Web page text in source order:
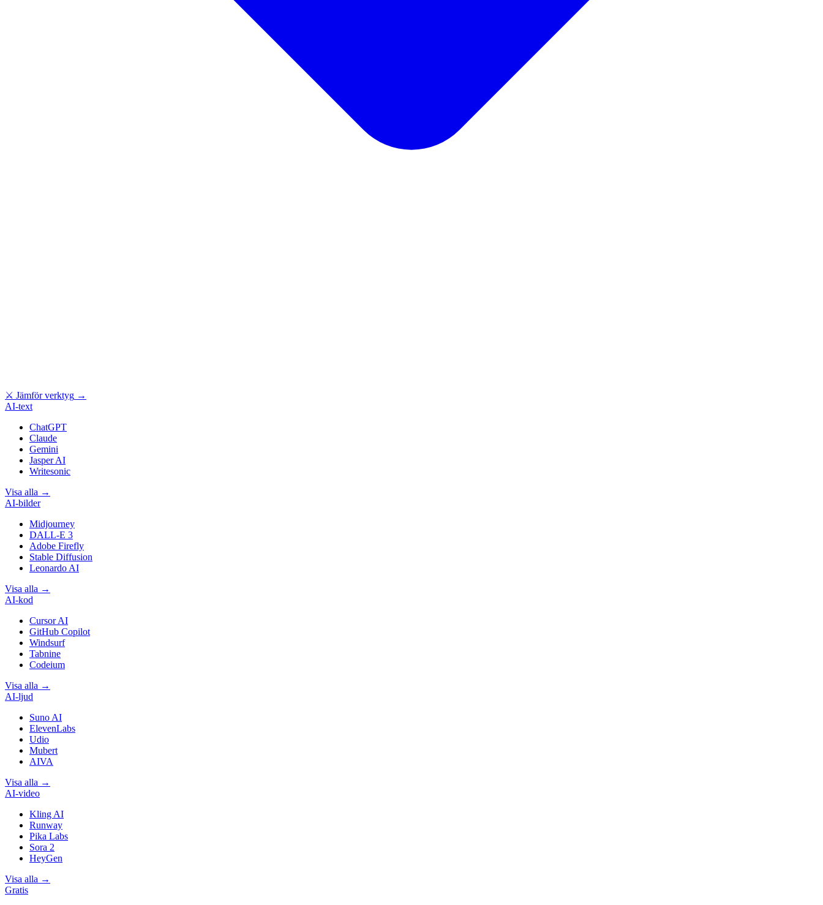
⚔ Jämför verktyg →
AI-text
ChatGPT
Claude
Gemini
Jasper AI
Writesonic
Visa alla →
AI-bilder
Midjourney
DALL-E 3
Adobe Firefly
Stable Diffusion
Leonardo AI
Visa alla →
AI-kod
Cursor AI
GitHub Copilot
Windsurf
Tabnine
Codeium
Visa alla →
AI-ljud
Suno AI
ElevenLabs
Udio
Mubert
AIVA
Visa alla →
AI-video
Kling AI
Runway
Pika Labs
Sora 2
HeyGen
Visa alla →
Gratis